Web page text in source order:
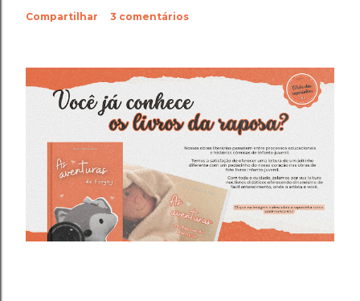
Compartilhar 3 comentários